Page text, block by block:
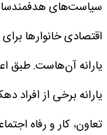
سیاست‌های
اقتصادی خانوارها
یارانه آن‌هاست.طبق
یارانه برخی از افراد